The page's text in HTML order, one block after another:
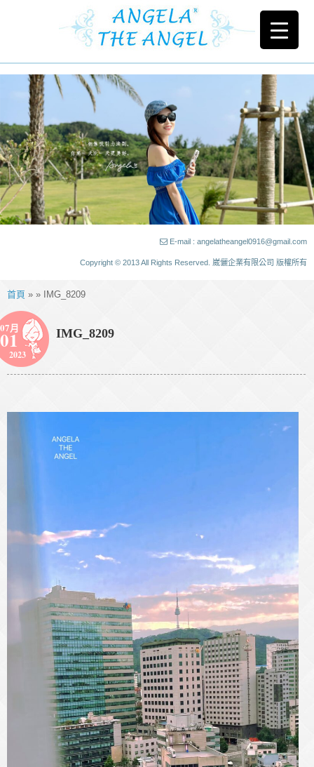
E-mail : angelatheangel0916@gmail.com
Copyright © 2013 All Rights Reserved. 崴儷企業有限公司 版權所有
首頁 » » IMG_8209
07月
01
2023
IMG_8209